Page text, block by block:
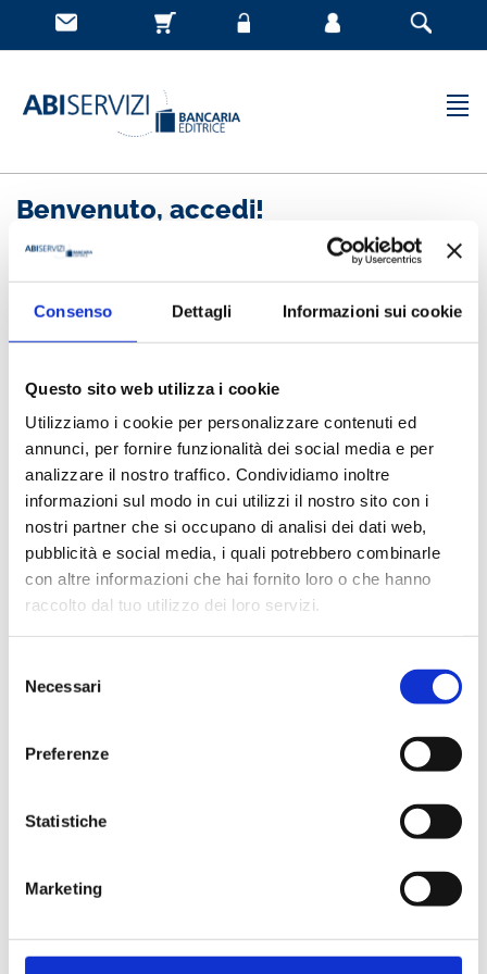
Consenso Dettagli Informazioni sui cookie
Questo sito web utilizza i cookie
Utilizziamo i cookie per personalizzare contenuti ed
annunci, per fornire funzionalità dei social media e per
analizzare il nostro traffico. Condividiamo inoltre
informazioni sul modo in cui utilizzi il nostro sito con i
nostri partner che si occupano di analisi dei dati web,
pubblicità e social media, i quali potrebbero combinarle
con altre informazioni che hai fornito loro o che hanno
raccolto dal tuo utilizzo dei loro servizi.
delNecessari
Preferenze
Statistiche
Marketing
Benvenuto, accedi!
la storia degli acquisti effettuati
Cliente già registrato